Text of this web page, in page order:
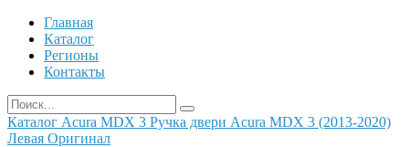
Главная
Каталог
Регионы
Контакты
Каталог Acura MDX 3 Ручка двери Acura MDX 3 (2013-2020)
Левая Оригинал